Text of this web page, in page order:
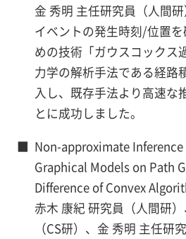
金 秀明 主任研究員（人間研
イベントの発生時刻/位置
めの技術「ガウスコックス
力学の解析手法である経路
入し、既存手法より高速な
とに成功しました。
■ Non-approximate
Graphical Models on Path
Difference of Convex
赤木 康紀 研究員（人間研
（CS研）、金 秀明 主任研